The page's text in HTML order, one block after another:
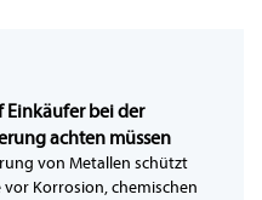
Einkäufer bei der
achten müssen
von Metallen schützt
vor Korrosion, chemischen